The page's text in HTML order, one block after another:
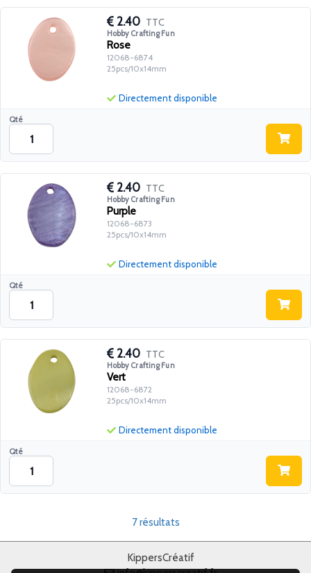
2.40 TTC
Hobby Crafting Fun
Rose
12068-6874
25pcs/10x14mm
Qté
Directement disponible
2.40 TTC
Hobby Crafting Fun
Purple
12068-6873
25pcs/10x14mm
Qté
Directement disponible
2.40 TTC
Hobby Crafting Fun
Vert
12068-6872
25pcs/10x14mm
Qté
Directement disponible
7 résultats
KippersCréatif